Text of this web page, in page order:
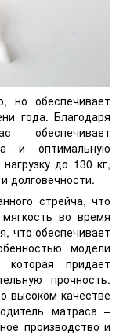
но обеспечивает
года. Благодаря
обеспечивает
и оптимальную
до 130 кг,
долговечности.
стрейча, что
во время
что обеспечивает
модели
придаёт
прочность.
высоком качестве
матраса –
производство и